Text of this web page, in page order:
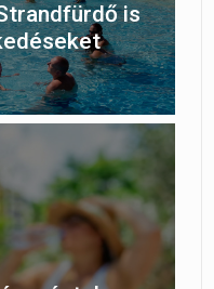
is